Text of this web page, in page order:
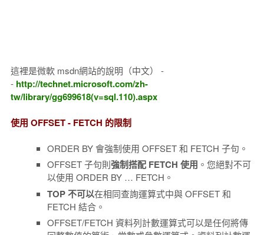
這裡是微軟 msdn網站的說明（中文） -
- http://technet.microsoft.com/zh-
tw/library/gg699618(v=sql.110).aspx
使用 OFFSET - FETCH 的限制
ORDER BY 會強制使用 OFFSET 和 FETCH 子句。
OFFSET 子句則強制搭配 FETCH 使用 。您絕對不可
以使用 ORDER BY … FETCH。
TOP 不可以在相同查詢運算式中與 OFFSET 和
FETCH 結合。
OFFSET/FETCH 資料列計數運算式可以是任何將傳